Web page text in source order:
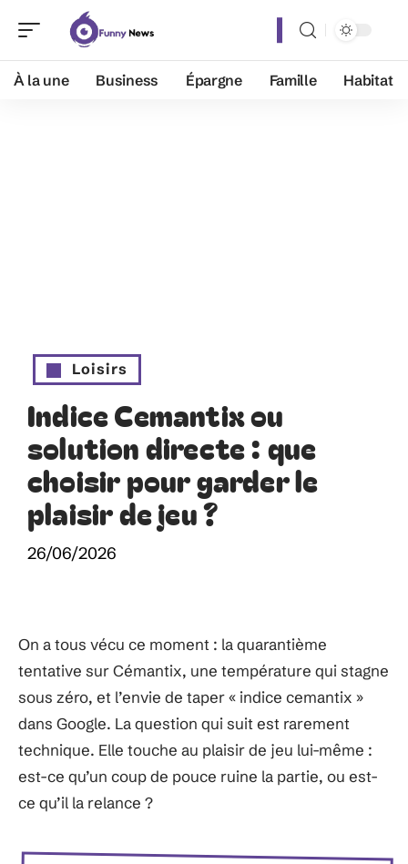
À la une Business Épargne Famille Habitat
Loisirs
Indice Cemantix ou
solution directe : que
choisir pour garder le
plaisir de jeu ?
26/06/2026
On a tous vécu ce moment : la quarantième
tentative sur Cémantix, une température qui stagne
sous zéro, et l’envie de taper « indice cemantix »
dans Google. La question qui suit est rarement
technique. Elle touche au plaisir de jeu lui-même :
est-ce qu’un coup de pouce ruine la partie, ou est-
ce qu’il la relance ?